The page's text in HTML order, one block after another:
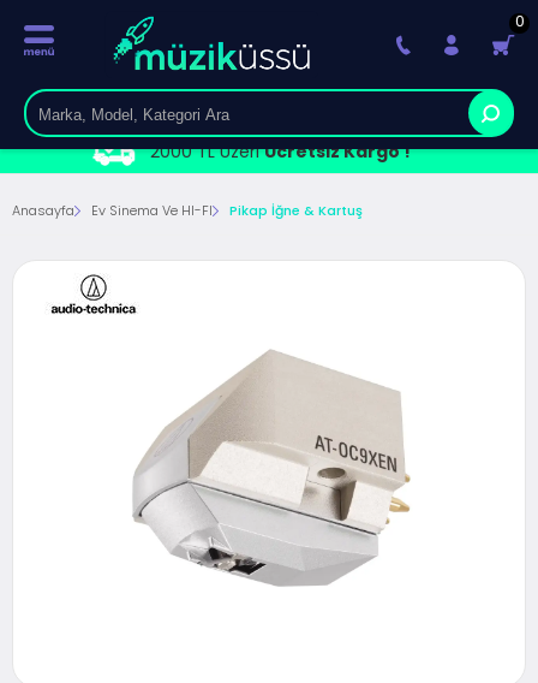
2000 TL ÜzeriÜcretsiz Kargo !
0
Anasayfa Ev Sinema Ve HI-FI Pikap İğne & Kartuş